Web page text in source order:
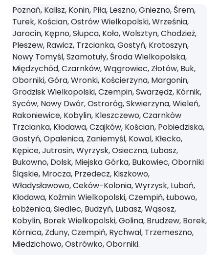
Poznań, Kalisz, Konin, Piła, Leszno, Gniezno, Śrem,
Turek, Kościan, Ostrów Wielkopolski, Września,
Jarocin, Kępno, Słupca, Koło, Wolsztyn, Chodzież,
Pleszew, Rawicz, Trzcianka, Gostyń, Krotoszyn,
Nowy Tomyśl, Szamotuły, Środa Wielkopolska,
Międzychód, Czarnków, Wągrowiec, Złotów, Buk,
Oborniki, Góra, Wronki, Kościerzyna, Margonin,
Grodzisk Wielkopolski, Czempin, Swarzędz, Kórnik,
Syców, Nowy Dwór, Ostroróg, Skwierzyna, Wieleń,
Rakoniewice, Kobylin, Kleszczewo, Czarnków
Trzcianka, Kłodawa, Czajków, Kościan, Pobiedziska,
Gostyń, Opalenica, Zaniemyśl, Kowal, Kłecko,
Kępice, Jutrosin, Wyrzysk, Osieczna, Lubasz,
Bukowno, Dolsk, Miejska Górka, Bukowiec, Oborniki
Śląskie, Mrocza, Przedecz, Kiszkowo,
Władysławowo, Ceków-Kolonia, Wyrzysk, Luboń,
Kłodawa, Koźmin Wielkopolski, Czempiń, Łubowo,
Łobżenica, Siedlec, Budzyń, Lubasz, Wąsosz,
Kobylin, Borek Wielkopolski, Golina, Brudzew, Borek,
Kórnica, Zduny, Czempiń, Rychwał, Trzemeszno,
Miedzichowo, Ostrówko, Oborniki.